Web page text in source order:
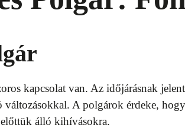
kapcsolat van. Az időjárásnak
változásokkal. A polgárok érdeke,
álló kihívásokra.